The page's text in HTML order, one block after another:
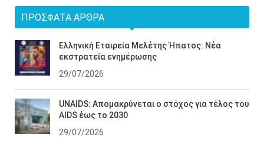
ΠΡΌΣΦΑΤΑ ΆΡΘΡΑ
Ελληνική Εταιρεία Μελέτης Ήπατος: Νέα
εκστρατεία ενημέρωσης
29/07/2026
UNAIDS: Απομακρύνεται ο στόχος για τέλος του
AIDS έως το 2030
29/07/2026